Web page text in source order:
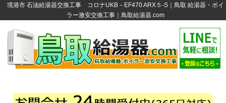
境港市 石油給湯器交換工事 コロナUKB－EF470 ARX５-S｜鳥取 給湯器・ボイ
ラー激安交換工事｜鳥取給湯器.com